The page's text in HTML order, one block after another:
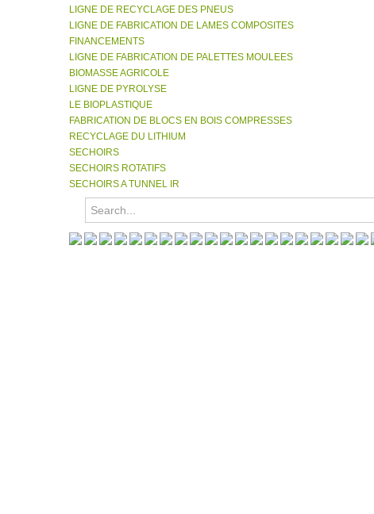
LIGNE DE RECYCLAGE DES PNEUS
LIGNE DE FABRICATION DE LAMES COMPOSITES
FINANCEMENTS
LIGNE DE FABRICATION DE PALETTES MOULEES
BIOMASSE AGRICOLE
LIGNE DE PYROLYSE
LE BIOPLASTIQUE
FABRICATION DE BLOCS EN BOIS COMPRESSES
RECYCLAGE DU LITHIUM
SECHOIRS
SECHOIRS ROTATIFS
SECHOIRS A TUNNEL IR